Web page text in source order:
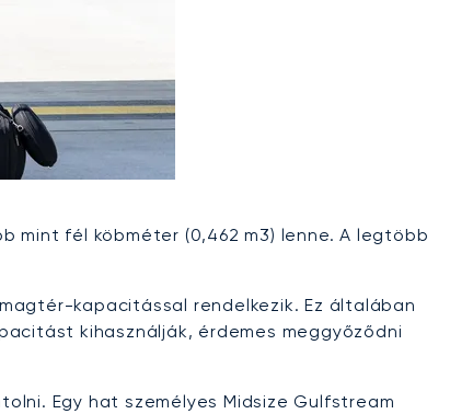
fél köbméter (0,462 m3) lenne. A legtöbb
kapacitással rendelkezik. Ez általában
kihasználják, érdemes meggyőződni
Egy hat személyes Midsize Gulfstream